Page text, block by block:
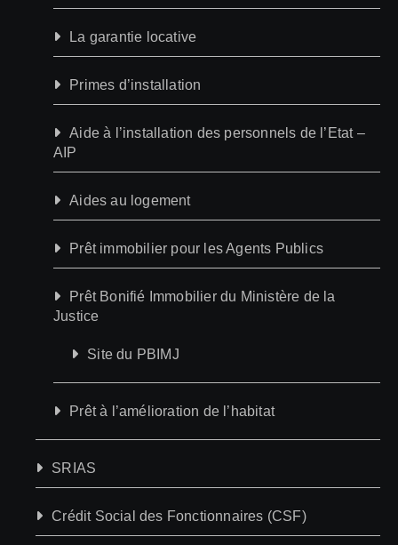
La garantie locative
Primes d’installation
Aide à l’installation des personnels de l’Etat –
AIP
Aides au logement
Prêt immobilier pour les Agents Publics
Prêt Bonifié Immobilier du Ministère de la
Justice
Site du PBIMJ
Prêt à l’amélioration de l’habitat
SRIAS
Crédit Social des Fonctionnaires (CSF)